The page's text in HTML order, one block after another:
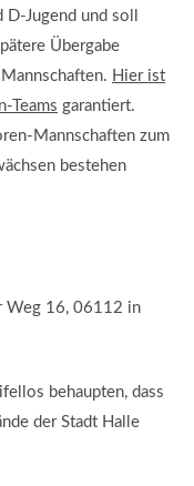
Jugend und soll
Übergabe
Hier ist
Teams garantiert.
Mannschaften zum
bestehen
Weg 16, 06112 in
behaupten, dass
der Stadt Halle